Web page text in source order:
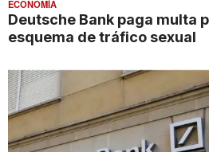
ECONOMÍA
Deutsche Bank paga multa
esquema de tráfico sexual